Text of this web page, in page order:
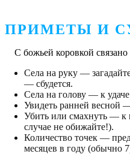
ПРИМЕТЫ И
С божьей коровкой
Села на руку —
— сбудется.
Села на голову — к
Увидеть ранней весной
Убить или смахнуть — к
случае не обижайте!).
Количество точек —
месяцев в году (обычно